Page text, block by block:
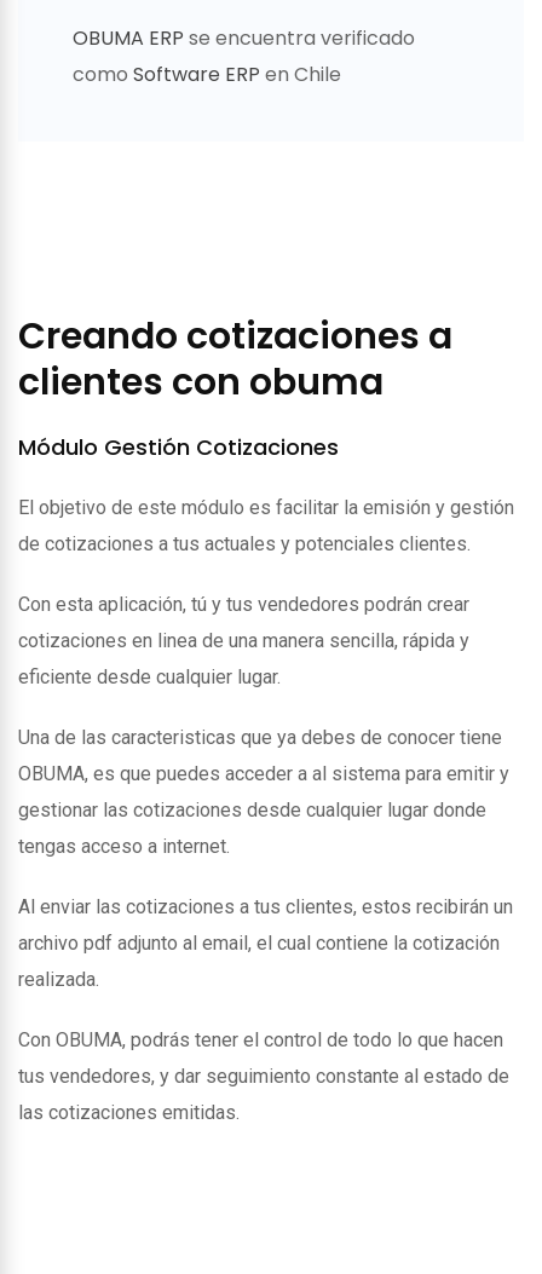
OBUMA ERP se encuentra verificado
como Software ERP en Chile
Creando cotizaciones a
clientes con obuma
Módulo Gestión Cotizaciones
El objetivo de este módulo es facilitar la emisión y gestión
de cotizaciones a tus actuales y potenciales clientes.
Con esta aplicación, tú y tus vendedores podrán crear
cotizaciones en linea de una manera sencilla, rápida y
eficiente desde cualquier lugar.
Una de las caracteristicas que ya debes de conocer tiene
OBUMA, es que puedes acceder a al sistema para emitir y
gestionar las cotizaciones desde cualquier lugar donde
tengas acceso a internet.
Al enviar las cotizaciones a tus clientes, estos recibirán un
archivo pdf adjunto al email, el cual contiene la cotización
realizada.
Con OBUMA, podrás tener el control de todo lo que hacen
tus vendedores, y dar seguimiento constante al estado de
las cotizaciones emitidas.